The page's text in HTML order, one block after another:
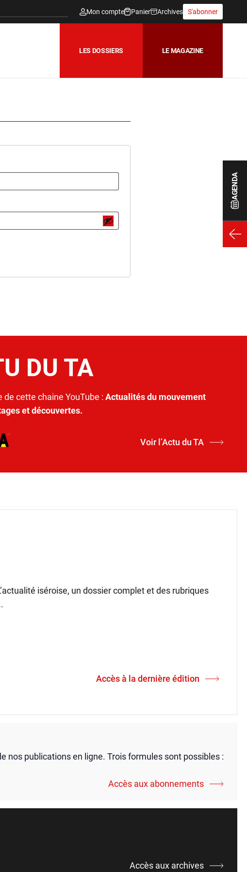
AGENDA
Mon compte Panier Archives S'abonner
LES DOSSIERS LE MAGAZINE
DU TA
de cette chaine YouTube : Actualités du mouvement
et découvertes.
Voir l’Actu du TA
iséroise, un dossier complet et des rubriques
Accès à la dernière édition
nos publications en ligne. Trois formules sont possibles :
Accès aux abonnements
Accès aux archives